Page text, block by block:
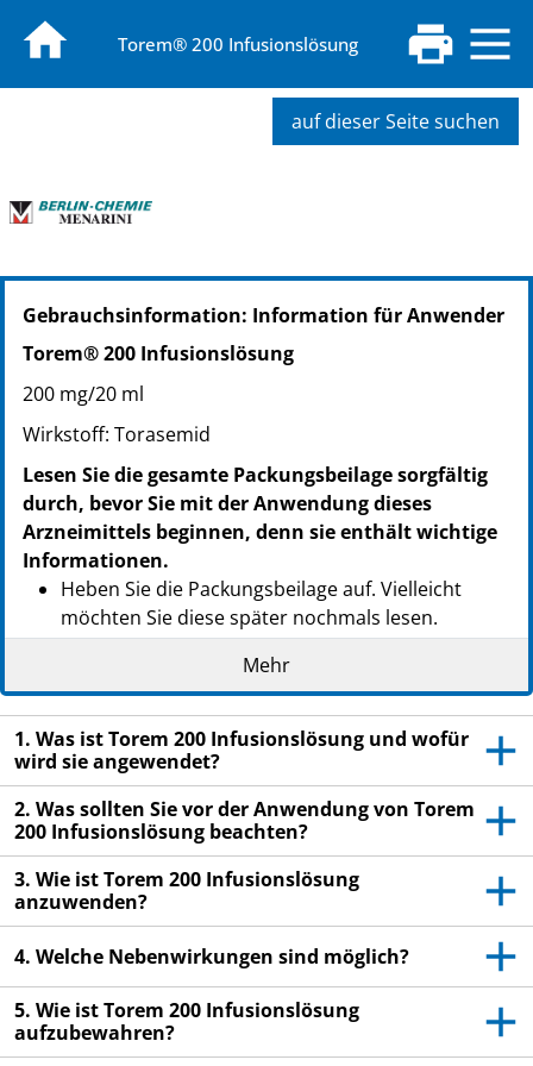
Torem® 200 Infusionslösung
auf dieser Seite suchen
PZN: 04927188
PPN: 110492718851
NTIN: 04150049271889
Gebrauchsinformation: Information für Anwender
Torem® 200 Infusionslösung
200 mg/20 ml
Wirkstoff: Torasemid
Lesen Sie die gesamte Packungsbeilage sorgfältig
durch, bevor Sie mit der Anwendung dieses
Arzneimittels beginnen, denn sie enthält wichtige
Informationen.
Heben Sie die Packungsbeilage auf. Vielleicht
möchten Sie diese später nochmals lesen.
Wenn Sie weitere Fragen haben, wenden Sie sich
an Ihren Arzt oder Apotheker.
Dieses Arzneimittel wurde Ihnen persönlich
verschrieben. Geben Sie es nicht an Dritte weiter.
Es kann anderen Menschen schaden, auch wenn
diese die gleichen Beschwerden haben wie Sie.
Wenn Sie Nebenwirkungen bemerken, wenden Sie
sich an Ihren Arzt oder Apotheker. Dies gilt auch
für Nebenwirkungen, die nicht in dieser
Packungsbeilage angegeben sind. Siehe Abschnitt
4.
Mehr
1. Was ist Torem 200 Infusionslösung und wofür
wird sie angewendet?
2. Was sollten Sie vor der Anwendung von Torem
200 Infusionslösung beachten?
3. Wie ist Torem 200 Infusionslösung
anzuwenden?
4. Welche Nebenwirkungen sind möglich?
5. Wie ist Torem 200 Infusionslösung
aufzubewahren?